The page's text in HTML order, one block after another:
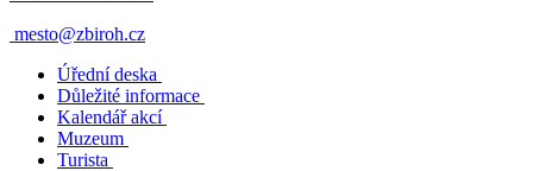
mesto@zbiroh.cz
Úřední deska
Důležité informace
Kalendář akcí
Muzeum
Turista